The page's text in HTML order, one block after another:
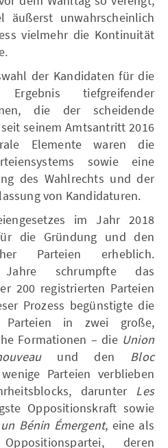
äußerst unwahrscheinlich
vielmehr die Kontinuität
der Kandidaten für die
tiefgreifender
die der scheidende
seinem Amtsantritt 2016
Elemente waren die
sowie eine
des Wahlrechts und der
von Kandidaturen.
im Jahr 2018
die Gründung und den
Parteien erheblich.
schrumpfte das
200 registrierten Parteien
Prozess begünstigte die
Parteien in zwei große,
Formationen – die Union
und den Bloc
Parteien verblieben
darunter Les
Oppositionskraft sowie
Bénin Émergent, eine als
deren